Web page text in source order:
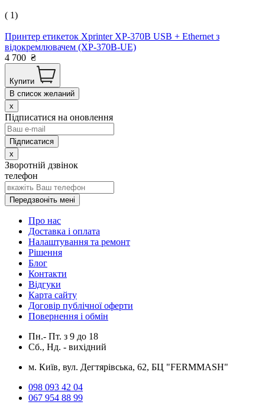
( 1)
Принтер етикеток Xprinter XP-370B USB + Ethernet з
відокремлювачем (XP-370B-UE)
4 700 ₴
Купити
В список желаний
x
Підписатися на оновлення
x
Зворотній дзвінок
телефон
Передзвоніть мені
Про нас
Доставка і оплата
Налаштування та ремонт
Рішення
Блог
Контакти
Відгуки
Карта сайту
Договір публічної оферти
Повернення і обмін
Пн.- Пт. з 9 до 18
Сб., Нд. - вихідний
м. Київ, вул. Дегтярівська, 62, БЦ "FERMMASH"
098 093 42 04
067 954 88 99